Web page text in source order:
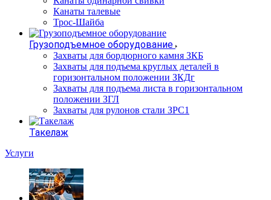
Канаты талевые
Трос-Шайба
Грузоподъемное оборудование
Захваты для бордюрного камня ЗКБ
Захваты для подъема круглых деталей в
горизонтальном положении ЗКДг
Захваты для подъема листа в горизонтальном
положении ЗГЛ
Захваты для рулонов стали ЗРС1
Такелаж
Услуги